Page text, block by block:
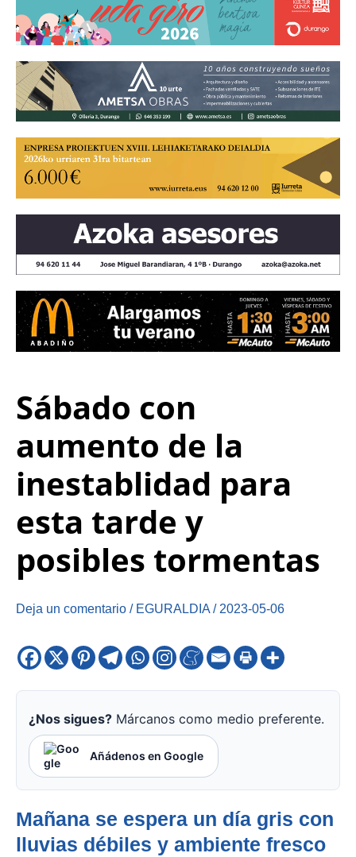
Sábado con
aumento de la
inestablidad para
esta tarde y
posibles tormentas
Deja un comentario / EGURALDIA / 2023-05-06
¿Nos sigues? Márcanos como medio preferente.
Añádenos en Google
Mañana se espera un día gris con
lluvias débiles y ambiente fresco